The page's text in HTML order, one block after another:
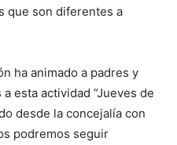
que son diferentes a
ha animado a padres y
esta actividad “Jueves de
desde la concejalía con
podremos seguir